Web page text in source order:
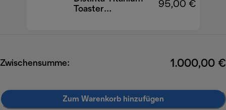
Toaster
95,00 €
Zwischensumme: 1.000,00 €
Zum Warenkorb hinzufügen